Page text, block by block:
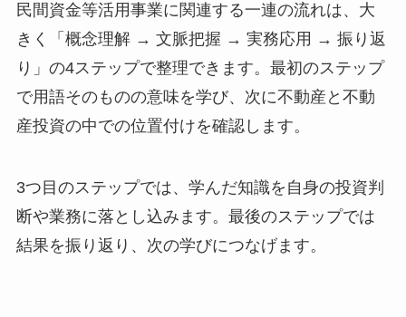
民間資金等活用事業に関連する一連の流れは、大
きく「概念理解 → 文脈把握 → 実務応用 → 振り返
り」の4ステップで整理できます。最初のステップ
で用語そのものの意味を学び、次に不動産と不動
産投資の中での位置付けを確認します。
3つ目のステップでは、学んだ知識を自身の投資判
断や業務に落とし込みます。最後のステップでは
結果を振り返り、次の学びにつなげます。